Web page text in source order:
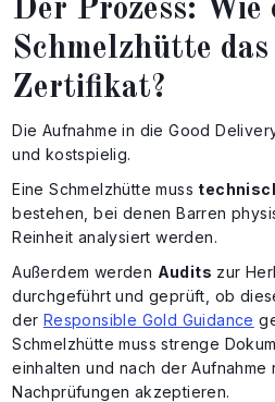
Der Prozess: Wie
Schmelzhütte
Zertifikat?
Die Aufnahme in die Good
und kostspielig.
Eine Schmelzhütte muss
bestehen, bei denen Barren
Reinheit analysiert werden.
Außerdem werden Audits zur
durchgeführt und geprüft, ob
der Responsible Gold Guidance
Schmelzhütte muss strenge
einhalten und nach der Aufnahme
Nachprüfungen akzeptieren.